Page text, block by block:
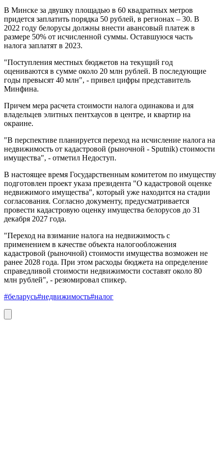
В Минске за двушку площадью в 60 квадратных метров
придется заплатить порядка 50 рублей, в регионах – 30. В
2022 году белорусы должны внести авансовый платеж в
размере 50% от исчисленной суммы. Оставшуюся часть
налога заплатят в 2023.
"Поступления местных бюджетов на текущий год
оцениваются в сумме около 20 млн рублей. В последующие
годы превысят 40 млн", - привел цифры представитель
Минфина.
Причем мера расчета стоимости налога одинакова и для
владельцев элитных пентхаусов в центре, и квартир на
окраине.
"В перспективе планируется переход на исчисление налога на
недвижимость от кадастровой (рыночной - Sputnik) стоимости
имущества", - отметил Недоступ.
В настоящее время Государственным комитетом по имуществу
подготовлен проект указа президента "О кадастровой оценке
недвижимого имущества", который уже находится на стадии
согласования. Согласно документу, предусматривается
провести кадастровую оценку имущества белорусов до 31
декабря 2027 года.
"Переход на взимание налога на недвижимость с
применением в качестве объекта налогообложения
кадастровой (рыночной) стоимости имущества возможен не
ранее 2028 года. При этом расходы бюджета на определение
справедливой стоимости недвижимости составят около 80
млн рублей", - резюмировал спикер.
#беларусь#недвижимость#налог